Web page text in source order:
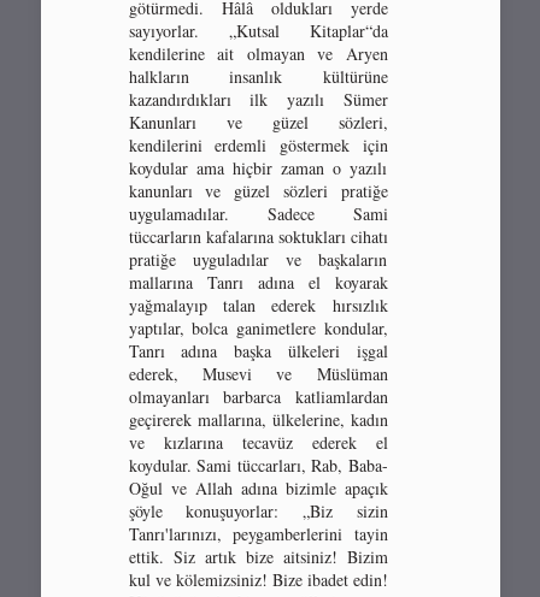
götürmedi. Hâlâ oldukları yerde
sayıyorlar. „Kutsal Kitaplar“da
kendilerine ait olmayan ve Aryen
halkların insanlık kültürüne
kazandırdıkları ilk yazılı Sümer
Kanunları ve güzel sözleri,
kendilerini erdemli göstermek için
koydular ama hiçbir zaman o yazılı
kanunları ve güzel sözleri pratiğe
uygulamadılar. Sadece Sami
tüccarların kafalarına soktukları cihatı
pratiğe uyguladılar ve başkaların
mallarına Tanrı adına el koyarak
yağmalayıp talan ederek hırsızlık
yaptılar, bolca ganimetlere kondular,
Tanrı adına başka ülkeleri işgal
ederek, Musevi ve Müslüman
olmayanları barbarca katliamlardan
geçirerek mallarına, ülkelerine, kadın
ve kızlarına tecavüz ederek el
koydular. Sami tüccarları, Rab, Baba-
Oğul ve Allah adına bizimle apaçık
şöyle konuşuyorlar: „Biz sizin
Tanrı'larınızı, peygamberlerini tayin
ettik. Siz artık bize aitsiniz! Bizim
kul ve kölemizsiniz! Bize ibadet edin!